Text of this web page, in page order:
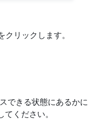
クリックします。
できる状態にあるかに
ください。